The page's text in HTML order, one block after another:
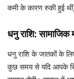
कमी के कारण रुकी हुई
धनु राशि: सामाजिक
धनु राशि के जातकों के
कुछ समय से यदि आपके